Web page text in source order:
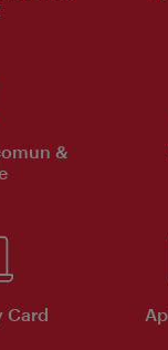
&
Card